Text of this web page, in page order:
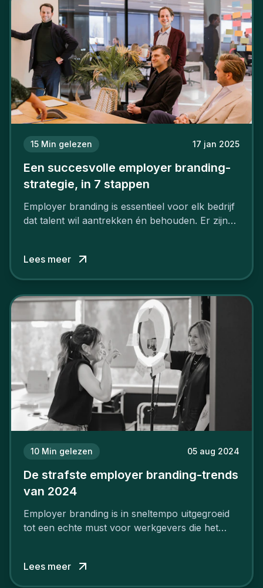
15 Min gelezen 17 jan 2025
Een succesvolle employer branding-
strategie, in 7 stappen
Employer branding is essentieel voor elk bedrijf
dat talent wil aantrekken én behouden. Er zijn
niet van vandaag op morgen. Hoe pak je dat
aan, starten met employer branding?
Lees meer
10 Min gelezen 05 aug 2024
De strafste employer branding-trends
van 2024
Employer branding is in sneltempo uitgegroeid
tot een echte must voor werkgevers die het
Lees meer